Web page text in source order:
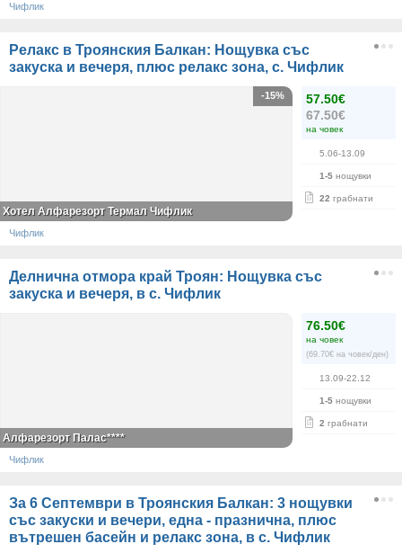
Чифлик
Релакс в Троянския Балкан: Нощувка със
закуска и вечеря, плюс релакс зона, с. Чифлик
57.50€
67.50€
на човек
5.06-13.09
1-5 нощувки
22 грабнати
-15%
Хотел Алфарезорт Термал Чифлик
Чифлик
Делнична отмора край Троян: Нощувка със
закуска и вечеря, в с. Чифлик
76.50€
на човек
(69.70€ на човек/ден)
13.09-22.12
1-5 нощувки
2 грабнати
Алфарезорт Палас****
Чифлик
За 6 Септември в Троянския Балкан: 3 нощувки
със закуски и вечери, една - празнична, плюс
вътрешен басейн и релакс зона, в с. Чифлик